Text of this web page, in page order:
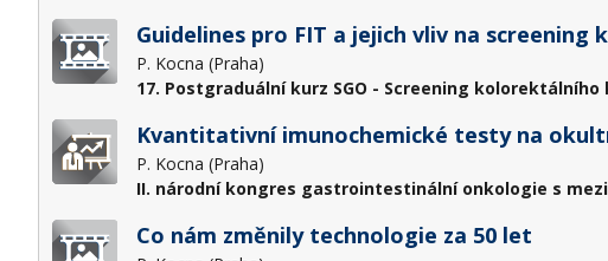
Guidelines pro FIT a jejich vliv na
P. Kocna (Praha)
17. Postgraduální kurz SGO - Screening
Kvantitativní imunochemické testy na
P. Kocna (Praha)
II. národní kongres gastrointestinální onkologie s
Co nám změnily technologie za 50 let